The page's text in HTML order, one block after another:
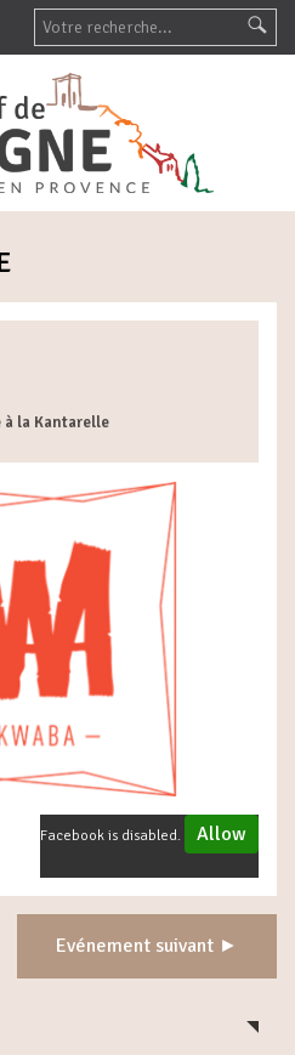
à la Kantarelle
Facebook is disabled. Allow
Evénement suivant ►